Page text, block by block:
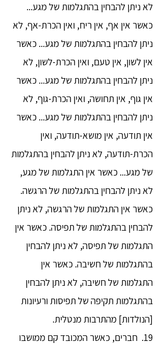
לא ניתן להבחין בהתגלמות של מגע...
כאשר אין אף, אין ריח, ואין הכרת-אף, לא
ניתן להבחין בהתגלמות של מגע... כאשר
אין לשון, אין טעם, ואין הכרת-לשון, לא
ניתן להבחין בהתגלמות של מגע... כאשר
אין גוף, אין תחושה, ואין הכרת-גוף, לא
ניתן להבחין בהתגלמות של מגע... כאשר
אין תודעה, אין מושא-תודעה, ואין
הכרת-תודעה, לא ניתן להבחין בהתגלמות
של מגע... כאשר אין התגלמות של מגע,
לא ניתן להבחין בהתגלמות של הרגשה.
כאשר אין התגלמות של הרגשה, לא ניתן
להבחין בהתגלמות של תפיסה. כאשר אין
התגלמות של תפיסה, לא ניתן להבחין
בהתגלמות של חשיבה. כאשר אין
התגלמות של חשיבה, לא ניתן להבחין
בהתגלמות תקיפה של תפיסות ורעיונות
[הנולדות] מהתרבות מנטלית.
19. חברים, כאשר המכובד קם ממושבו